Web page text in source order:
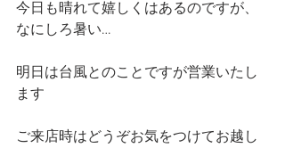
今日も晴れて嬉しくはあるのですが、
なにしろ暑い…
明日は台風とのことですが営業いたし
ます
ご来店時はどうぞお気をつけてお越し